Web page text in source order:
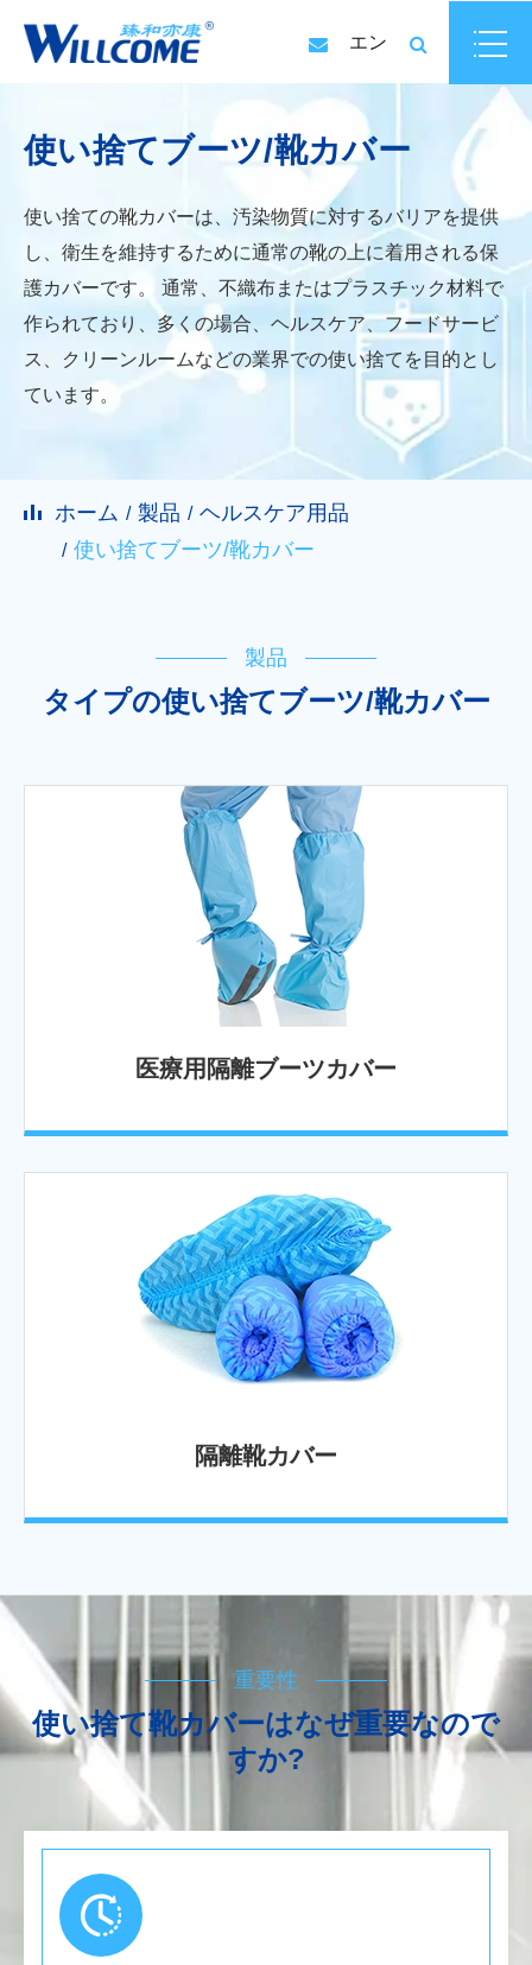
エン
使い捨てブーツ/靴カバー
使い捨ての靴カバーは、汚染物質に対するバリアを提供
し、衛生を維持するために通常の靴の上に着用される保
護カバーです。 通常、不織布またはプラスチック材料で
作られており、多くの場合、ヘルスケア、フードサービ
ス、クリーンルームなどの業界での使い捨てを目的とし
ています。
ホーム 製品
ヘルスケア用品
使い捨てブーツ/靴カバー
製品
タイプの使い捨てブーツ/靴カバー
医療用隔離ブーツカバー
隔離靴カバー
重要性
使い捨て靴カバーはなぜ重要なので
すか?